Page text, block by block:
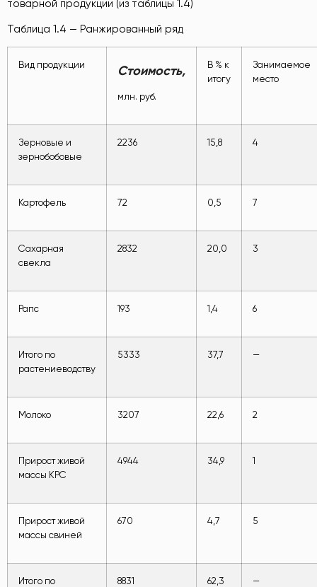
товарной продукции (из таблицы 1.4)
Таблица 1.4 — Ранжированный ряд
Вид продукции Стоимость,
млн. руб.
В % к
итогу
Занимаемое
место
Зерновые и
зернобобовые
2236 15,8 4
Картофель 72 0,5 7
Сахарная
свекла
2832 20,0 3
Рапс 193 1,4 6
Итого по
растениеводству
5333 37,7 —
Молоко 3207 22,6 2
Прирост живой
массы КРС
4944 34,9 1
Прирост живой
массы свиней
670 4,7 5
Итого по 8831 62,3 —